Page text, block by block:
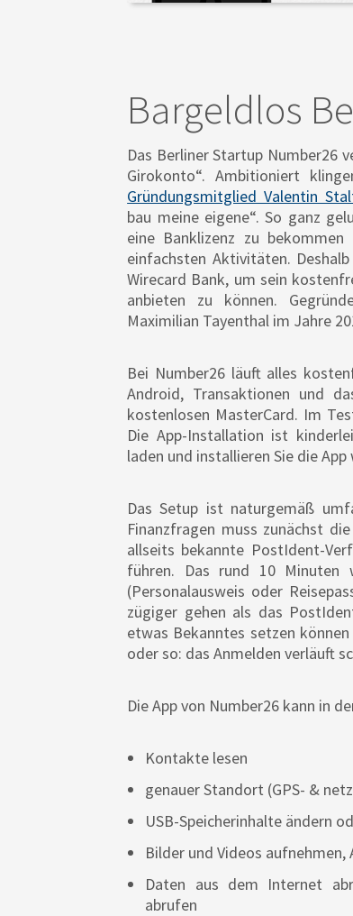
Bargeldlos
Das Berliner Startup Number26
Girokonto“. Ambitioniert
Gründungsmitglied Valentin
bau meine eigene“. So ganz
eine Banklizenz zu
einfachsten Aktivitäten.
Wirecard Bank, um sein
anbieten zu können.
Maximilian Tayenthal im Jahre
Bei Number26 läuft alles
Android, Transaktionen und
kostenlosen MasterCard. Im
Die App-Installation ist
laden und installieren Sie die App
Das Setup ist naturgemäß
Finanzfragen muss zunächst
allseits bekannte PostIdent-
führen. Das rund 10 Minuten
(Personalausweis oder
zügiger gehen als das
etwas Bekanntes setzen
oder so: das Anmelden verläuft
Die App von Number26 kann in
Kontakte lesen
genauer Standort (GPS- &
USB-Speicherinhalte ändern
Bilder und Videos aufnehmen,
Daten aus dem Internet
abrufen